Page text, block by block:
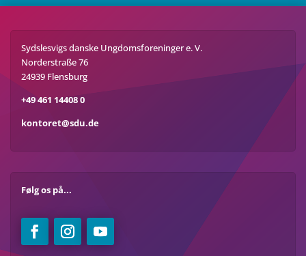
Sydslesvigs danske Ungdomsforeninger e. V.
Norderstraße 76
24939 Flensburg
+49 461 14408 0
kontoret@sdu.de
Følg os på...